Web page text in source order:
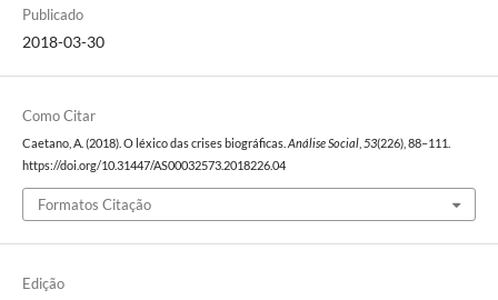
Publicado
2018-03-30
Como Citar
Caetano, A. (2018). O léxico das crises biográficas. Análise Social, 53(226), 88–111.
https://doi.org/10.31447/AS00032573.2018226.04
Formatos Citação
Edição